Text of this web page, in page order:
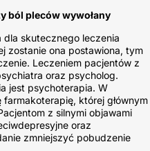
ból pleców wywołany
dla skutecznego leczenia
zostanie ona postawiona, tym
Leczeniem pacjentów z
oraz psycholog.
jest psychoterapia. W
której głównym
z silnymi objawami
oraz
zmniejszyć pobudzenie